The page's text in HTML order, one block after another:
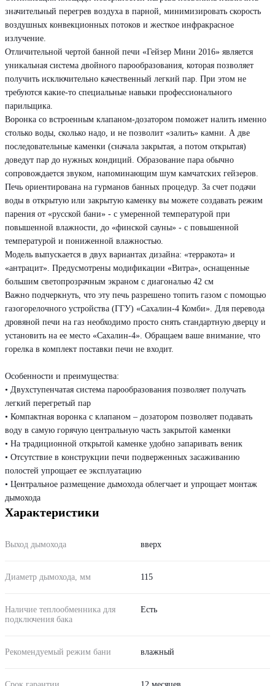
значительный перегрев воздуха в парной, минимизировать скорость
воздушных конвекционных потоков и жесткое инфракрасное
излучение.
Отличительной чертой банной печи «Гейзер Мини 2016» является
уникальная система двойного парообразования, которая позволяет
получить исключительно качественный легкий пар. При этом не
требуются какие-то специальные навыки профессионального
парильщика.
Воронка со встроенным клапаном-дозатором поможет налить именно
столько воды, сколько надо, и не позволит «залить» камни. А две
последовательные каменки (сначала закрытая, а потом открытая)
доведут пар до нужных кондиций. Образование пара обычно
сопровождается звуком, напоминающим шум камчатских гейзеров.
Печь ориентирована на гурманов банных процедур. За счет подачи
воды в открытую или закрытую каменку вы можете создавать режим
парения от «русской бани» - с умеренной температурой при
повышенной влажности, до «финской сауны» - с повышенной
температурой и пониженной влажностью.
Модель выпускается в двух вариантах дизайна: «терракота» и
«антрацит». Предусмотрены модификации «Витра», оснащенные
большим светопрозрачным экраном с диагональю 42 см
Важно подчеркнуть, что эту печь разрешено топить газом с помощью
газогорелочного устройства (ГГУ) «Сахалин-4 Комби». Для перевода
дровяной печи на газ необходимо просто снять стандартную дверцу и
установить на ее место «Сахалин-4». Обращаем ваше внимание, что
горелка в комплект поставки печи не входит.
Особенности и преимущества:
• Двухступенчатая система парообразования позволяет получать
легкий перегретый пар
• Компактная воронка с клапаном – дозатором позволяет подавать
воду в самую горячую центральную часть закрытой каменки
• На традиционной открытой каменке удобно запаривать веник
• Отсутствие в конструкции печи подверженных засаживанию
полостей упрощает ее эксплуатацию
• Центральное размещение дымохода облегчает и упрощает монтаж
дымохода
Характеристики
Выход дымохода вверх
Диаметр дымохода, мм 115
Наличие теплообменника для
подключения бака
Есть
Рекомендуемый режим бани влажный